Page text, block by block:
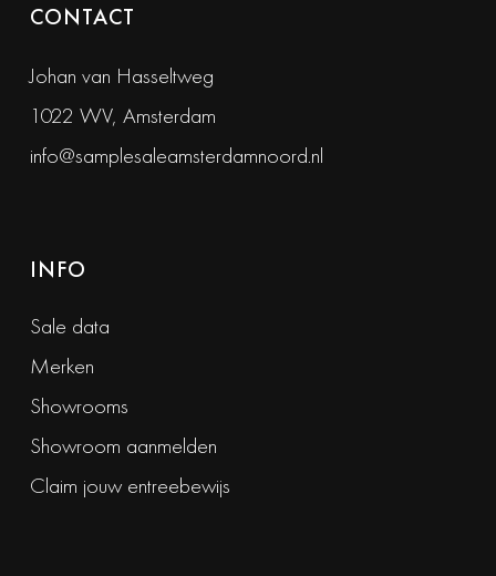
CONTACT
Johan van Hasseltweg
1022 WV, Amsterdam
info@samplesaleamsterdamnoord.nl
INFO
Sale data
Merken
Showrooms
Showroom aanmelden
Claim jouw entreebewijs